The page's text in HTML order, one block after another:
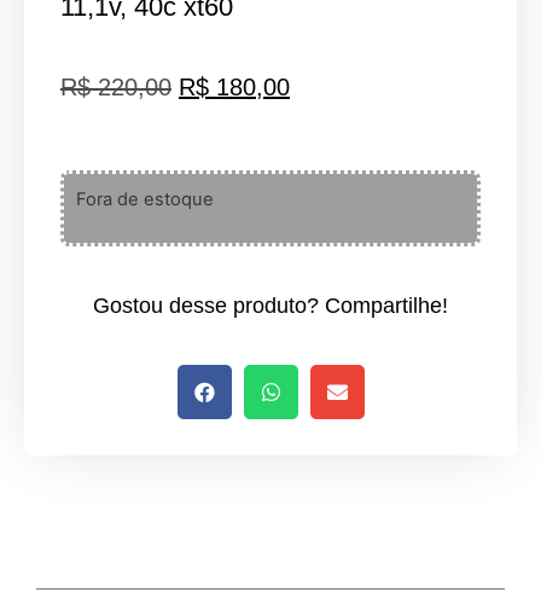
11,1v, 40c xt60
R$220,00 R$ 180,00
Fora de estoque
Gostou desse produto? Compartilhe!